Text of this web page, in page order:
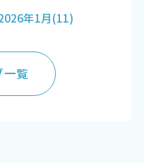
年1月(11)
一覧